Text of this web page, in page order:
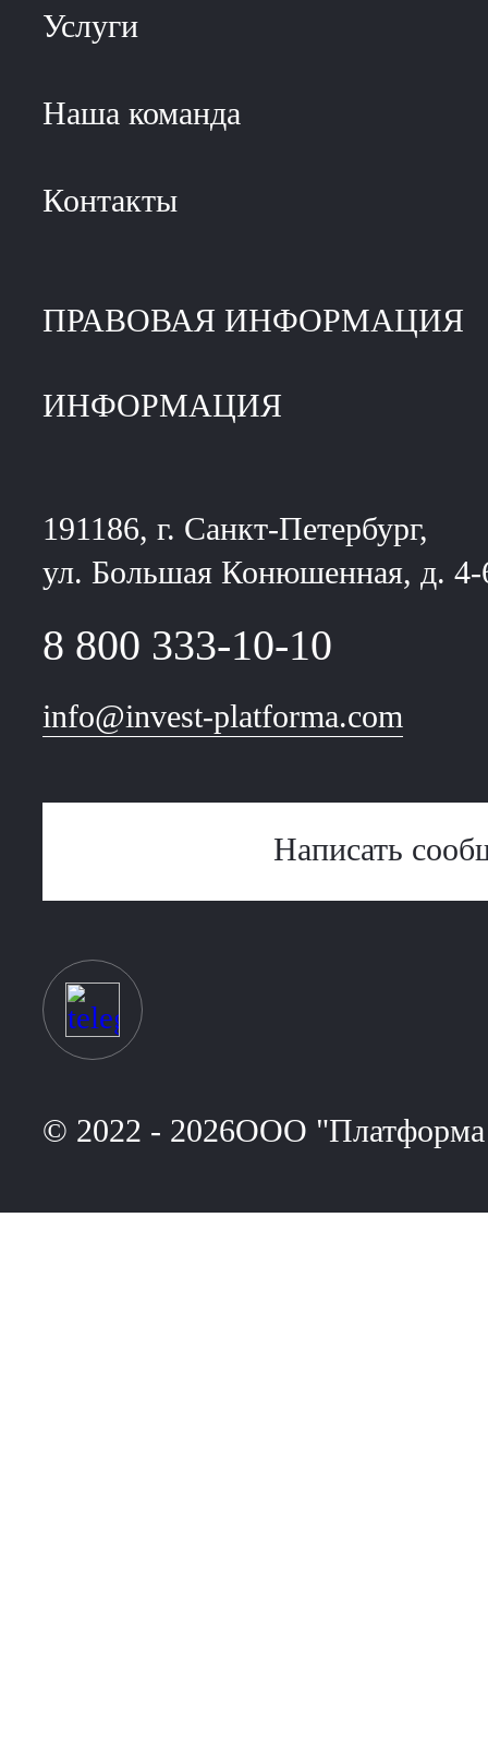
Услуги
Наша команда
Контакты
ПРАВОВАЯ ИНФОРМАЦИЯ
ИНФОРМАЦИЯ
191186, г. Санкт-Петербург,
ул. Большая Конюшенная, д.
8 800 333-10-10
info@invest-platforma.com
Написать
© 2022 - 2026ООО "Платформа